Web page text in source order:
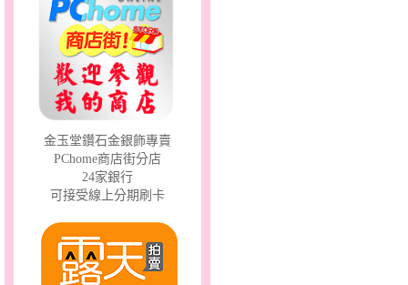
彩蝶倩影～金銀鋼套鍊
甜心女孩～金銀鋼女套鍊
金玉堂鑽石金銀飾專賣
PChome商店街分店
24家銀行
可接受線上分期刷卡